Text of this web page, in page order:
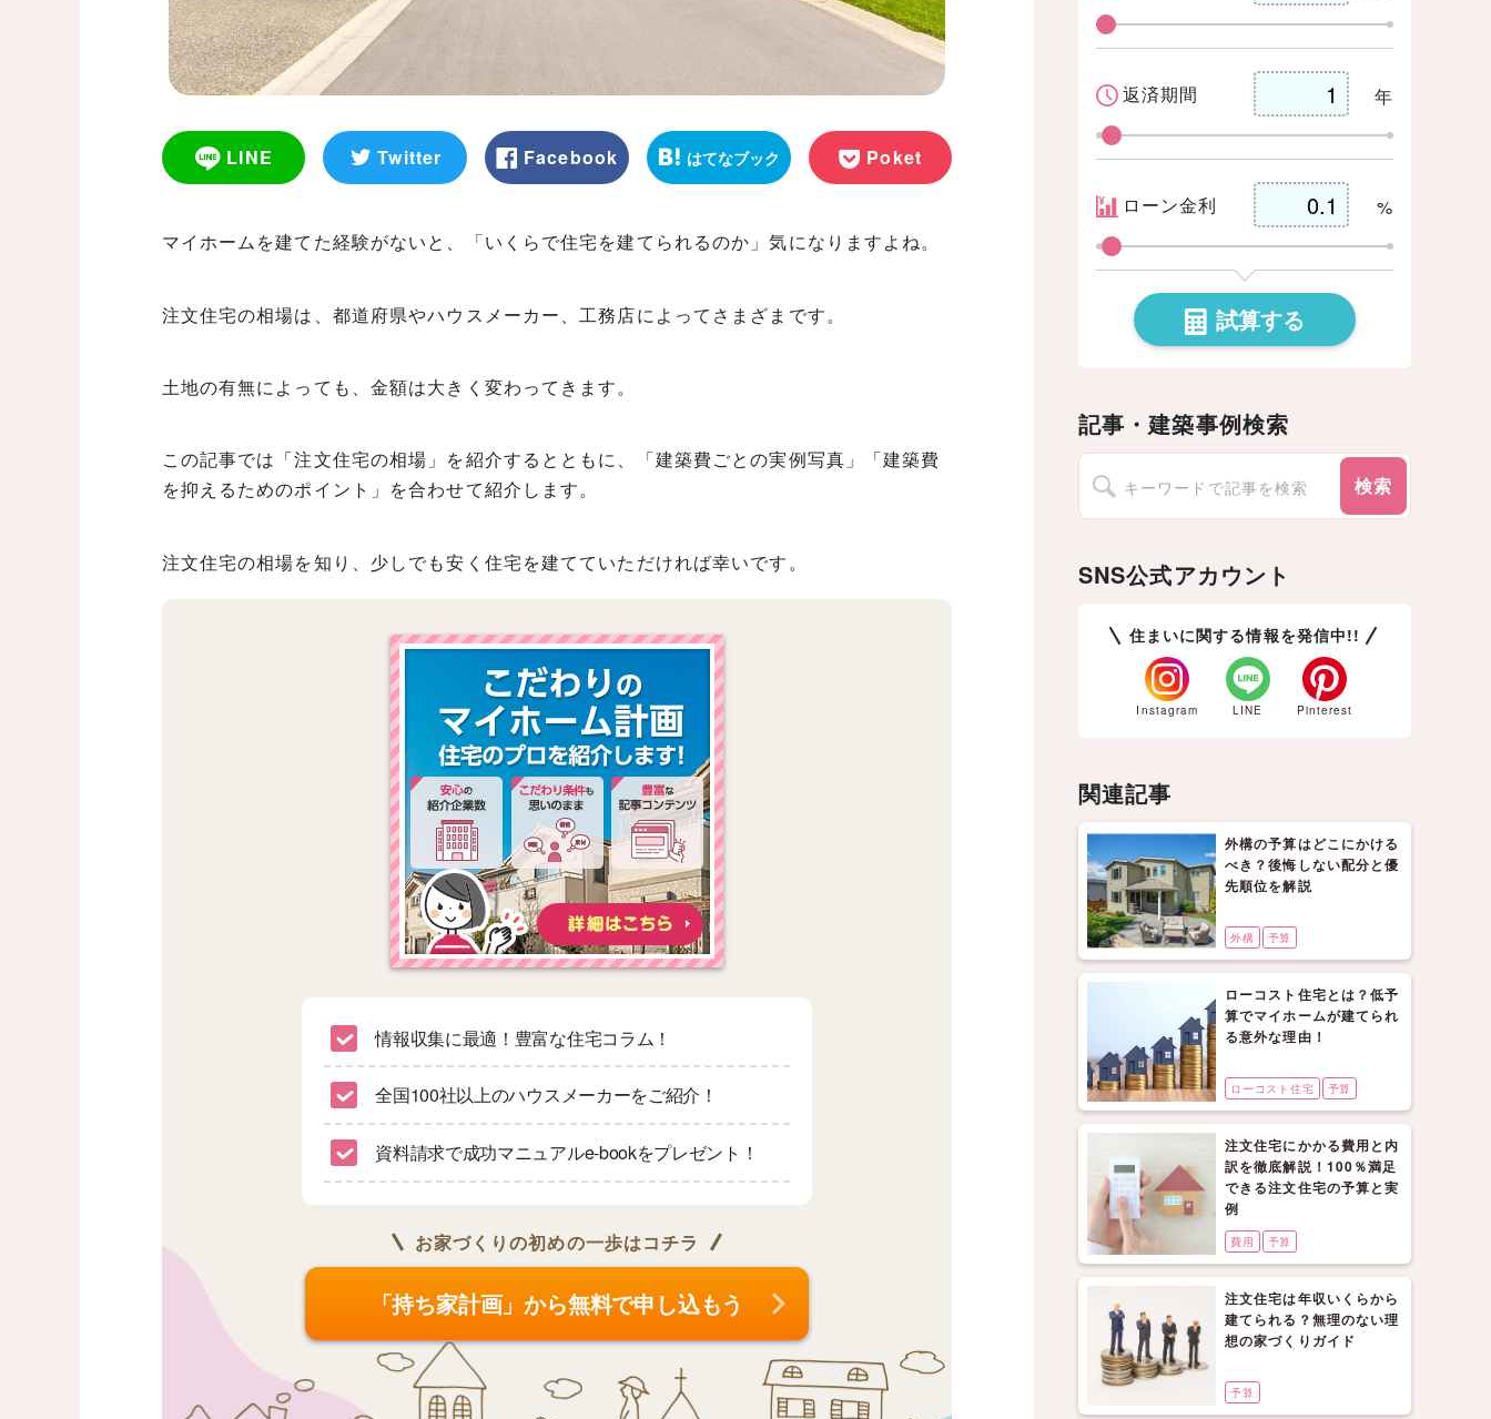
LINE Twitter Facebook はてなブック Poket
マイホームを建てた経験がないと、「いくらで住宅を建てられるのか」気になりますよね。
注文住宅の相場は、都道府県やハウスメーカー、工務店によってさまざまです。
土地の有無によっても、金額は大きく変わってきます。
この記事では「注文住宅の相場」を紹介するとともに、「建築費ごとの実例写真」「建築費
を抑えるためのポイント」を合わせて紹介します。
注文住宅の相場を知り、少しでも安く住宅を建てていただければ幸いです。
情報収集に最適！豊富な住宅コラム！
全国100社以上のハウスメーカーをご紹介！
資料請求で成功マニュアルe-bookをプレゼント！
お家づくりの初めの一歩はコチラ
「持ち家計画」から無料で申し込もう
返済期間 年
ローン金利 %
試算する
記事・建築事例検索
検索
SNS公式アカウント
住まいに関する情報を発信中!!
Instagram LINE Pinterest
関連記事
外構の予算はどこにかける
べき？後悔しない配分と優
先順位を解説
外構 予算
ローコスト住宅とは？低予
算でマイホームが建てられ
る意外な理由！
ローコスト住宅 予算
注文住宅にかかる費用と内
訳を徹底解説！100％満足
できる注文住宅の予算と実
例
費用 予算
注文住宅は年収いくらから
建てられる？無理のない理
想の家づくりガイド
予算